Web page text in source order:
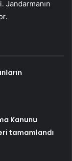
Jandarmanın
Kanunu
tamamlandı